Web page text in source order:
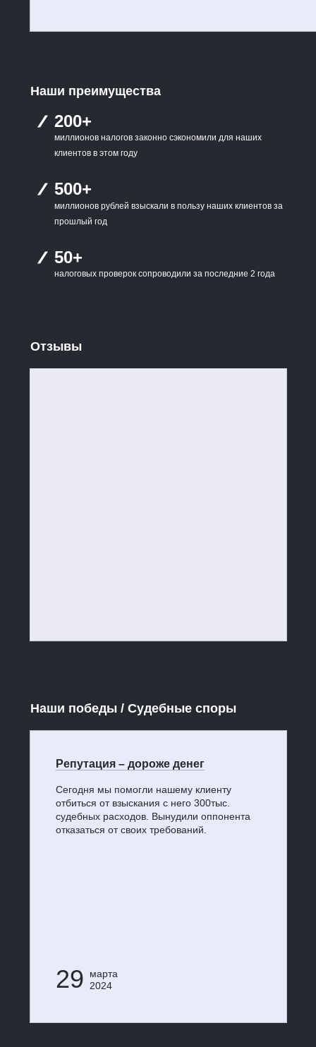
Наши преимущества
200+
миллионов налогов законно сэкономили для наших
клиентов в этом году
500+
миллионов рублей взыскали в пользу наших клиентов за
прошлый год
50+
налоговых проверок сопроводили за последние 2 года
Отзывы
Наши победы / Судебные споры
Репутация – дороже денег
Сегодня мы помогли нашему клиенту
отбиться от взыскания с него 300тыс.
судебных расходов. Вынудили оппонента
отказаться от своих требований.
29
марта
2024